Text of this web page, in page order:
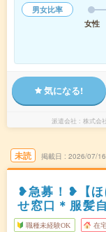
男女比率
女性
気になる!
派遣会社 株式会
未読 掲載日 2026/07/16
❥急募！❥【ほ
せ窓口＊服髪
職種未経験OK 在